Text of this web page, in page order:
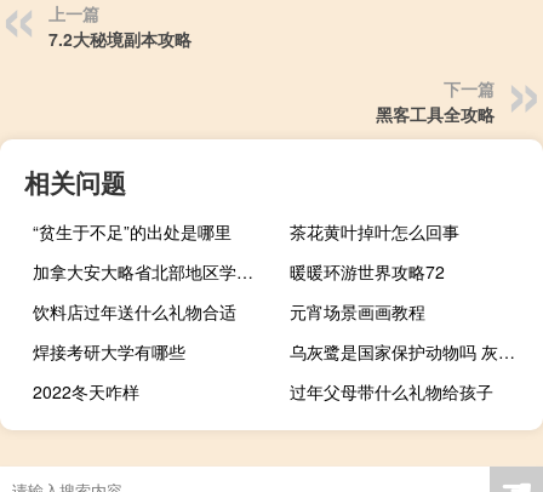
上一篇
7.2大秘境副本攻略
下一篇
黑客工具全攻略
相关问题
“贫生于不足”的出处是哪里
茶花黄叶掉叶怎么回事
加拿大安大略省北部地区学校因“多起炸弹威胁”而关闭
暖暖环游世界攻略72
饮料店过年送什么礼物合适
元宵场景画画教程
焊接考研大学有哪些
乌灰鹭是国家保护动物吗 灰鹭是保护动物吗
2022冬天咋样
过年父母带什么礼物给孩子